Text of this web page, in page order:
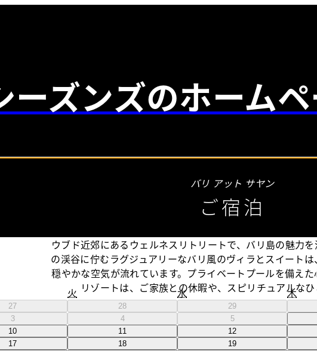
ーズンズのホーム
火 水 木
27 28 29
3 4 5
10 11 12
17 18 19
バリ アット サヤン
ご宿泊
ウブド近郊にあるウェルネスリトリートで、バリ島の魅力
の渓谷に佇むラグジュアリーなバリ風のヴィラとスイートは
穏やかな空気が流れています。プライベートプールを備え
リゾートは、ご家族との休暇や、スピリチュアルな